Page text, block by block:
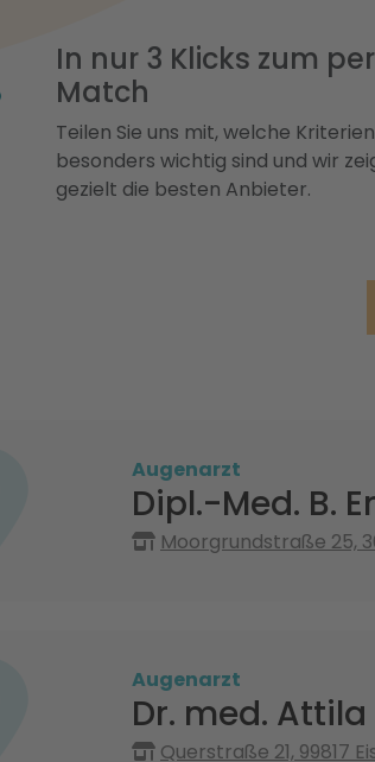
In nur 3 Klicks zum
Match
Teilen Sie uns mit, welche
besonders wichtig sind und wir
gezielt die besten Anbieter.
Augenarzt
Dipl.-Med. B.
Moorgrundstraße 25,
Augenarzt
Dr. med. Attila
Querstraße 21, 99817